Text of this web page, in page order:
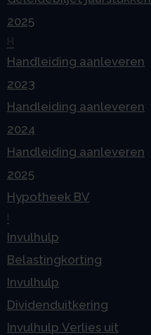
2025
H
Handleiding aanleveren
2023
Handleiding aanleveren
2024
Handleiding aanleveren
2025
Hypotheek BV
Invulhulp
Belastingkorting
Invulhulp
Dividenduitkering
Invulhulp Verlies uit